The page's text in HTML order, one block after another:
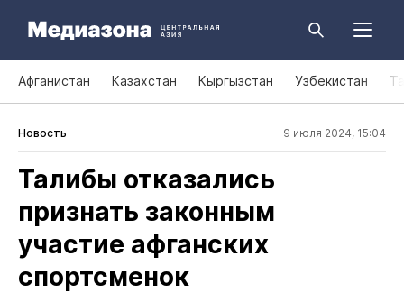
Афганистан Казахстан Кыргызстан Узбекистан
Новость 9 июля 2024, 15:04
Талибы отказались
признать законным
участие афганских
спортсменок